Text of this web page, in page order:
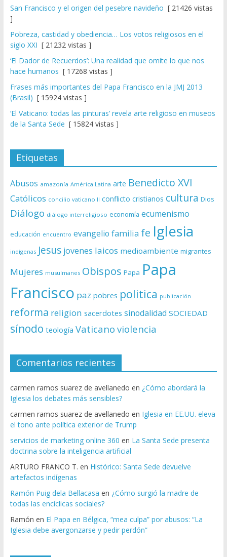
San Francisco y el origen del pesebre navideño [ 21426 vistas
]
Pobreza, castidad y obediencia… Los votos religiosos en el
siglo XXI [ 21232 vistas ]
‘El Dador de Recuerdos’: Una realidad que omite lo que nos
hace humanos [ 17268 vistas ]
Frases más importantes del Papa Francisco en la JMJ 2013
(Brasil) [ 15924 vistas ]
‘El Vaticano: todas las pinturas’ revela arte religioso en museos
de la Santa Sede [ 15824 vistas ]
Etiquetas
Abusos amazonía América Latina arte Benedicto XVI
Católicos concilio vaticano II conflicto cristianos cultura Dios
Diálogo diálogo interreligioso economía ecumenismo
educación encuentro evangelio familia fe Iglesia
indígenas Jesus jovenes laicos medioambiente migrantes
Mujeres musulmanes Obispos Papa Papa
Francisco paz pobres politica publicación
reforma religion sacerdotes sinodalidad SOCIEDAD
sínodo teología Vaticano violencia
Comentarios recientes
carmen ramos suarez de avellanedo en ¿Cómo abordará la
Iglesia los debates más sensibles?
carmen ramos suarez de avellanedo en Iglesia en EE.UU. eleva
el tono ante política exterior de Trump
servicios de marketing online 360 en La Santa Sede presenta
doctrina sobre la inteligencia artificial
ARTURO FRANCO T. en Histórico: Santa Sede devuelve
artefactos indígenas
Ramón Puig dela Bellacasa en ¿Cómo surgió la madre de
todas las encíclicas sociales?
Ramón en El Papa en Bélgica, “mea culpa” por abusos: “La
Iglesia debe avergonzarse y pedir perdón”